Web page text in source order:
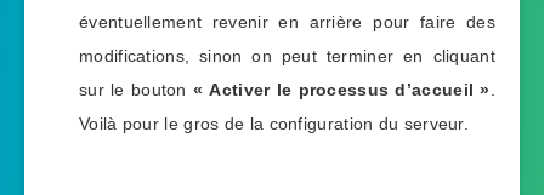
éventuellement revenir en arrière pour faire des
modifications, sinon on peut terminer en cliquant
sur le bouton « Activer le processus d’accueil ».
Voilà pour le gros de la configuration du serveur.